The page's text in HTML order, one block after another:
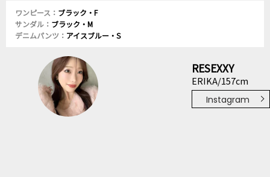
ワンピース： ブラック・F
サンダル： ブラック・M
デニムパンツ： アイスブルー・S
RESEXXY
ERIKA/157cm
Instagram